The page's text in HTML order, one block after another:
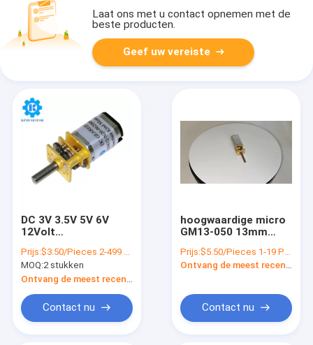
Laat ons met u contact opnemen met de
beste producten.
Geef uw vereiste
DC 3V 3.5V 5V 6V
12Volt
N10 N20 N30 380:1
Micro Metal Gear
motor met lange as
Prijs:$3.50/Pieces 2-499 Pieces
MOQ:2 stukken
Contact nu
hoogwaardige micro
GM13-050 13mm
1.5v-24v 050
koolstofborstel
Prijs:$5.50/Pieces 1-19 Pieces
Ontvang de meest recente Prijs
Contact nu